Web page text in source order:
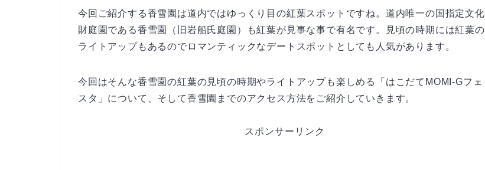
今回ご紹介する香雪園は道内ではゆっくり目の紅葉スポットですね。道内唯一の国指定文化
財庭園である香雪園（旧岩船氏庭園）も紅葉が見事な事で有名です。見頃の時期には紅葉の
ライトアップもあるのでロマンティックなデートスポットとしても人気があります。
今回はそんな香雪園の紅葉の見頃の時期やライトアップも楽しめる「はこだてMOMI-Gフェ
スタ」について、そして香雪園までのアクセス方法をご紹介していきます。
スポンサーリンク